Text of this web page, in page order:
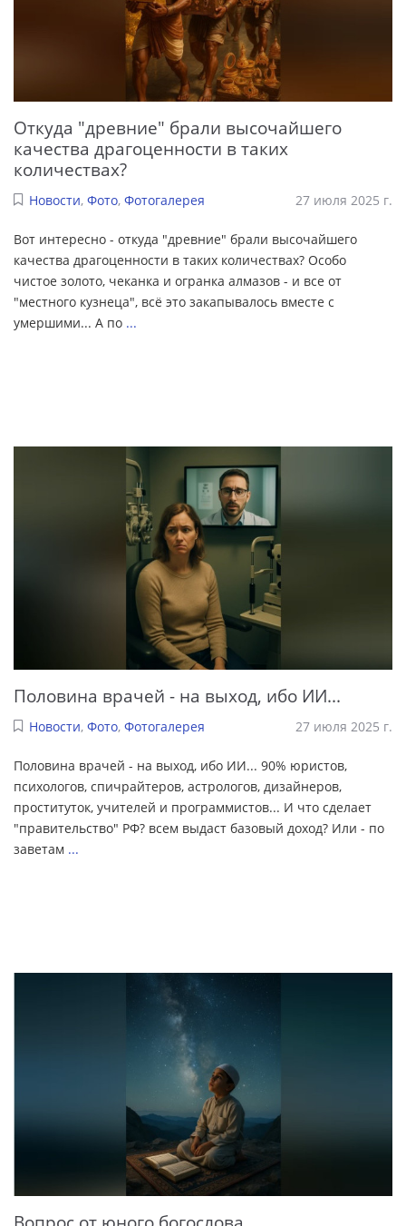
Откуда "древние" брали высочайшего
качества драгоценности в таких
количествах?
Новости, Фото, Фотогалерея 27 июля 2025 г.
Вот интересно - откуда "древние" брали высочайшего
качества драгоценности в таких количествах? Особо
чистое золото, чеканка и огранка алмазов - и все от
"местного кузнеца", всё это закапывалось вместе с
умершими... А по ...
Половина врачей - на выход, ибо ИИ...
Новости, Фото, Фотогалерея 27 июля 2025 г.
Половина врачей - на выход, ибо ИИ... 90% юристов,
психологов, спичрайтеров, астрологов, дизайнеров,
проституток, учителей и программистов... И что сделает
"правительство" РФ? всем выдаст базовый доход? Или - по
заветам ...